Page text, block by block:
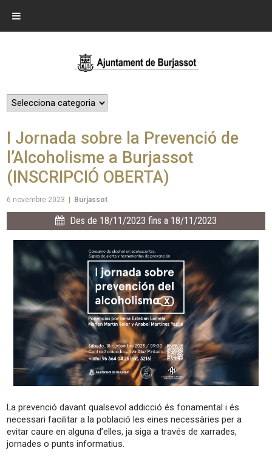
I Jornada sobre la Prevenció de
l’Alcoholisme a Burjassot
(INSCRIPCIÓ OBERTA)
6 novembre 2023 Burjassot
Des de 18/11/2023 fins a 18/11/2023
La prevenció davant qualsevol addicció és fonamental i és
necessari facilitar a la població les eines necessàries per a
evitar caure en alguna d’elles, ja siga a través de xarrades,
jornades o punts informatius.